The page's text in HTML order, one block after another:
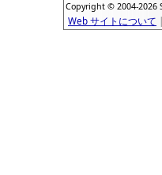
Copyright © 2004-2026
Web サイトについて |